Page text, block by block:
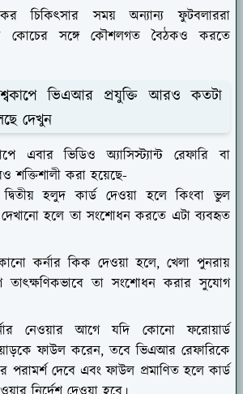
চিকিৎসার সময় অন্যান্য ফুটবলাররা
কোচের সঙ্গে কৌশলগত বৈঠকও করতে
ভিএআর প্রযুক্তি আরও কতটা
দেখুন
এবার ভিডিও অ্যাসিস্ট্যান্ট রেফারি বা
শক্তিশালী করা হয়েছে-
হলুদ কার্ড দেওয়া হলে কিংবা ভুল
দেখানো হলে তা সংশোধন করতে এটা ব্যবহৃত
কর্নার কিক দেওয়া হলে, খেলা পুনরায়
তা সংশোধন করার সুযোগ
নেওয়ার আগে যদি কোনো ফরোয়ার্ড
ফাউল করেন, তবে ভিএআর রেফারিকে
পরামর্শ দেবে এবং ফাউল প্রমাণিত হলে কার্ড